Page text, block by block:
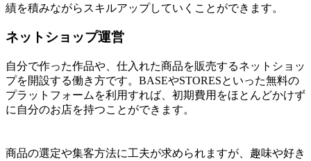
績を積みながらスキルアップしていくことができます。
ネットショップ運営
自分で作った作品や、仕入れた商品を販売するネットショッ
プを開設する働き方です。BASEやSTORESといった無料の
プラットフォームを利用すれば、初期費用をほとんどかけず
に自分のお店を持つことができます。
商品の選定や集客方法に工夫が求められますが、趣味や好き